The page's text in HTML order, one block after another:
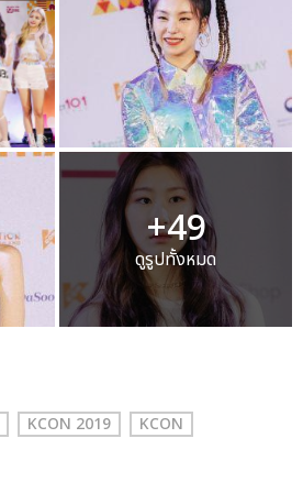
+49
ดูรูปทั้งหมด
KCON 2019 KCON